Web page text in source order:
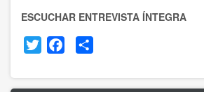
ESCUCHAR ENTREVISTA ÍNTEGRA
Twitter Facebook